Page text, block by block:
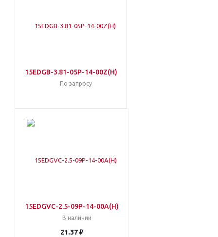
15EDGB-3.81-05P-14-00Z(H)
По запросу
15EDGVC-2.5-09P-14-00A(H)
В наличии
21.37 ₽